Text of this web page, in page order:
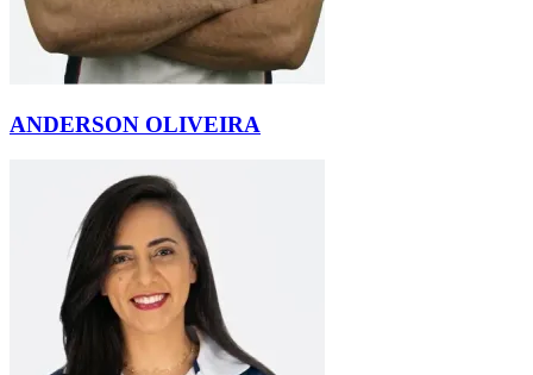
ANDERSON OLIVEIRA